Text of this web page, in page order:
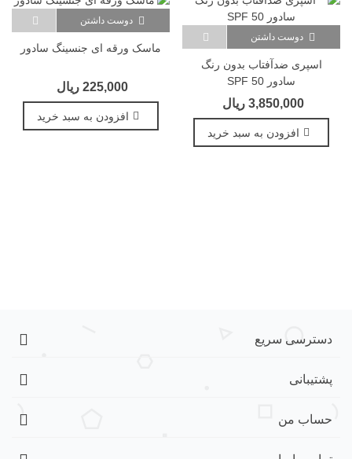
دوست داشتن
اسپری ضدآفتاب بدون رنگ
سادور SPF 50
3,850,000 ریال
افزودن به سبد خرید
دوست داشتن
ماسک ورقه ای جنسینگ سادور
225,000 ریال
افزودن به سبد خرید
دسترسی سریع
پشتیبانی
حساب من